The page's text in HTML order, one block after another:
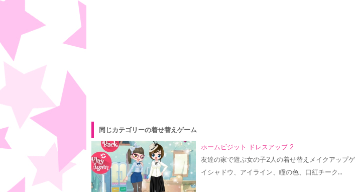
同じカテゴリーの着せ替えゲーム
ホームビジット ドレスアップ 2
友達の家で遊ぶ女の子2人の着せ替えメイクアップ
イシャドウ、アイライン、瞳の色、口紅チーク…